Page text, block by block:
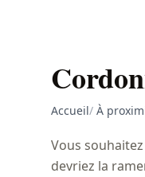
Accueil/ À
Vous
devriez la